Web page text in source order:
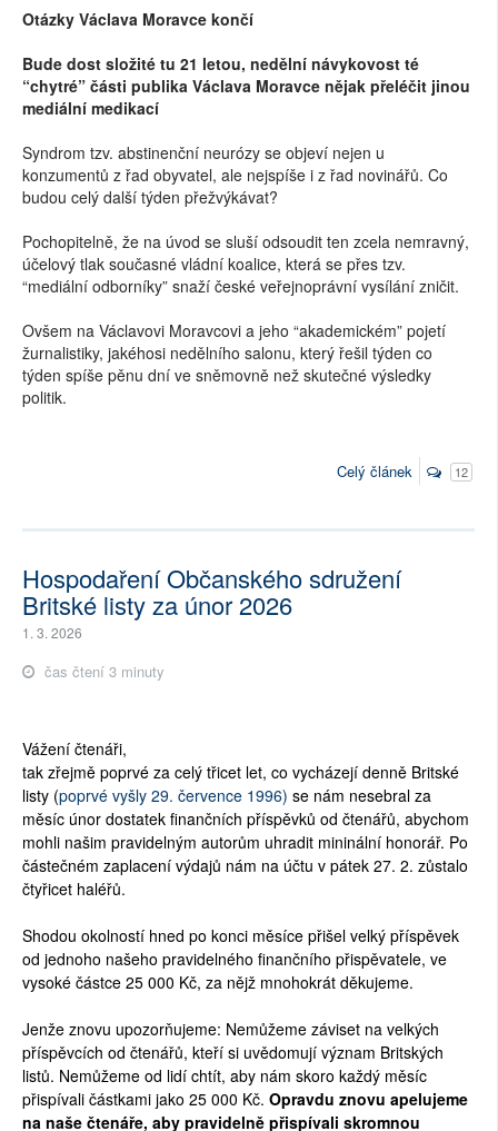
Otázky Václava Moravce končí
Bude dost složité tu 21 letou, nedělní návykovost té
“chytré” části publika Václava Moravce nějak přeléčit jinou
mediální medikací
Syndrom tzv. abstinenční neurózy se objeví nejen u
konzumentů z řad obyvatel, ale nejspíše i z řad novinářů. Co
budou celý další týden přežvýkávat?
Pochopitelně, že na úvod se sluší odsoudit ten zcela nemravný,
účelový tlak současné vládní koalice, která se přes tzv.
“mediální odborníky” snaží české veřejnoprávní vysílání zničit.
Ovšem na Václavovi Moravcovi a jeho “akademickém” pojetí
žurnalistiky, jakéhosi nedělního salonu, který řešil týden co
týden spíše pěnu dní ve sněmovně než skutečné výsledky
politik.
Celý článek 12
Hospodaření Občanského sdružení
Britské listy za únor 2026
1. 3. 2026
čas čtení 3 minuty
Vážení čtenáři,
tak zřejmě poprvé za celý třicet let, co vycházejí denně Britské
listy (poprvé vyšly 29. července 1996) se nám nesebral za
měsíc únor dostatek finančních příspěvků od čtenářů, abychom
mohli našim pravidelným autorům uhradit mininální honorář. Po
částečném zaplacení výdajů nám na účtu v pátek 27. 2. zůstalo
čtyřicet haléřů.
Shodou okolností hned po konci měsíce přišel velký příspěvek
od jednoho našeho pravidelného finančního přispěvatele, ve
vysoké částce 25 000 Kč, za nějž mnohokrát děkujeme.
Jenže znovu upozorňujeme: Nemůžeme záviset na velkých
příspěvcích od čtenářů, kteří si uvědomují význam Britských
listů. Nemůžeme od lidí chtít, aby nám skoro každý měsíc
přispívali částkami jako 25 000 Kč. Opravdu znovu apelujeme
na naše čtenáře, aby pravidelně přispívali skromnou